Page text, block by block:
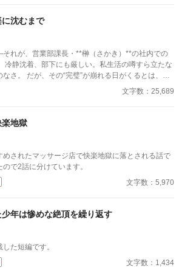
られるダークファンタジー
に沈むまで
れが、営業部課長・**榊（さかき）**の社内での
冷静沈着、部下にも厳しい。私生活の噂すら立たな
なさ。 だが、その“完璧”が崩れる日がくるとは、誰
の篠原は、榊の直属の部下。
気で、どこか挑発的な笑みを浮かべる青年。 ある
かって、いつもの穏やかな口調を崩した。「……そ
には見せないんですね」 疲労で僅かに緩んだ榊の表
を見逃さず、篠原はデスク越しに距離を詰める。
ていいですよ。俺の前では、もう」 指先が榊のネク
引き寄せられた瞬間、榊の理性は音を立てて崩れ
ずつ乱されていく。 言葉で支配され、触れられるた
に宿るのは、ただの欲望ではなかった。 そこには、
見つめ続けてきた、静かな執着がある。 「俺、前
うなって」 支配する側だったはずの男が、 支配され
て“生きている”と感じてしまう――。 上司と部下、
文字数：25,689
地獄
めされたマッサージ店で快楽地獄に落とされる話で
で2話に分けています。
文字数：5,970
年は惨めな絶頂を繰り返す
た短編です。
文字数：1,434